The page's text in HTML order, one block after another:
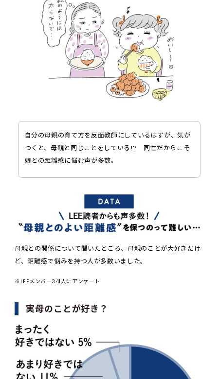
自分の母親の育て方を反面教師にしているはずが、気が
つくと、母親と同じことをしている!? 同性だからこそ
娘との距離感に悩む声が多数。
母親との関係について聞いたところ、母親のことが大好きだけ
ど、距離感で悩みを持つ人が多数いました。
※LEEメンバー341人にアンケート
実母のことが好き？